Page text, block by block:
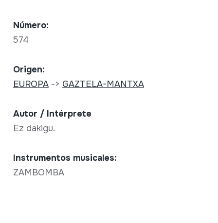
Número:
574
Origen:
EUROPA-> GAZTELA-MANTXA
Autor / Intérprete
Ez dakigu.
Instrumentos musicales:
ZAMBOMBA